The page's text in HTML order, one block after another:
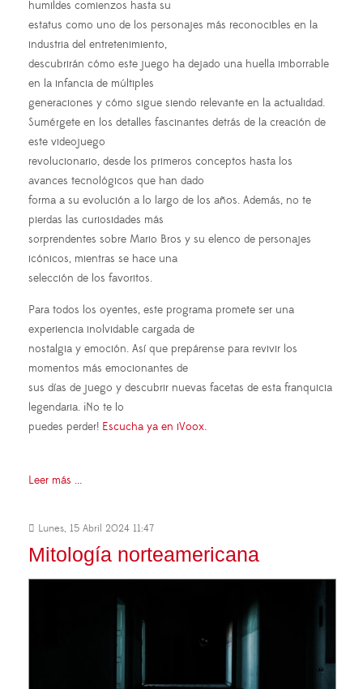
humildes comienzos hasta su
estatus como uno de los personajes más reconocibles en la
industria del entretenimiento,
descubrirán cómo este juego ha dejado una huella imborrable
en la infancia de múltiples
generaciones y cómo sigue siendo relevante en la actualidad.
Sumérgete en los detalles fascinantes detrás de la creación de
este videojuego
revolucionario, desde los primeros conceptos hasta los
avances tecnológicos que han dado
forma a su evolución a lo largo de los años. Además, no te
pierdas las curiosidades más
sorprendentes sobre Mario Bros y su elenco de personajes
icónicos, mientras se hace una
selección de los favoritos.
Para todos los oyentes, este programa promete ser una
experiencia inolvidable cargada de
nostalgia y emoción. Así que prepárense para revivir los
momentos más emocionantes de
sus días de juego y descubrir nuevas facetas de esta franquicia
legendaria. ¡No te lo
puedes perder! Escucha ya en iVoox.
Leer más ...
Lunes, 15 Abril 2024 11:47
Mitología norteamericana